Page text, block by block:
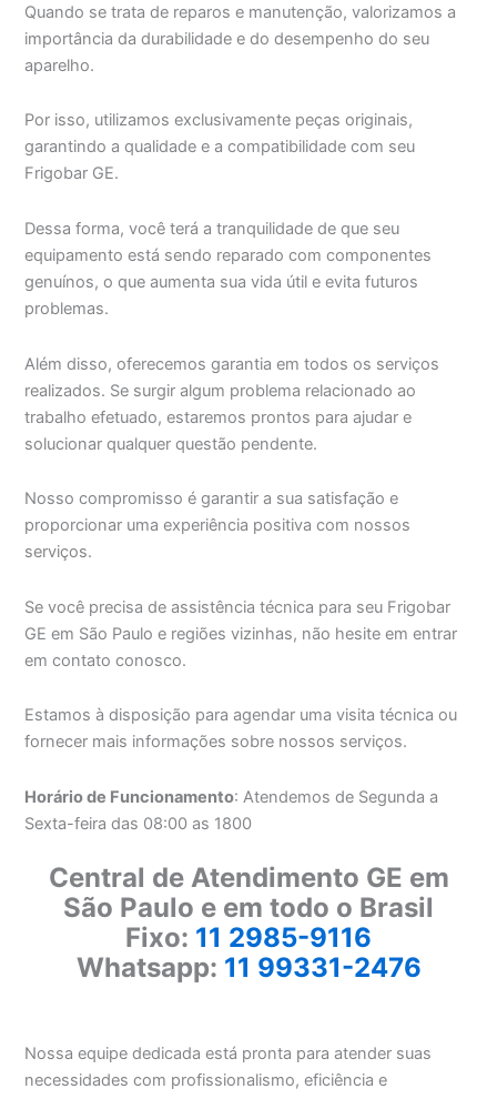
Quando se trata de reparos e manutenção, valorizamos a
importância da durabilidade e do desempenho do seu
aparelho.
Por isso, utilizamos exclusivamente peças originais,
garantindo a qualidade e a compatibilidade com seu
Frigobar GE.
Dessa forma, você terá a tranquilidade de que seu
equipamento está sendo reparado com componentes
genuínos, o que aumenta sua vida útil e evita futuros
problemas.
Além disso, oferecemos garantia em todos os serviços
realizados. Se surgir algum problema relacionado ao
trabalho efetuado, estaremos prontos para ajudar e
solucionar qualquer questão pendente.
Nosso compromisso é garantir a sua satisfação e
proporcionar uma experiência positiva com nossos
serviços.
Se você precisa de assistência técnica para seu Frigobar
GE em São Paulo e regiões vizinhas, não hesite em entrar
em contato conosco.
Estamos à disposição para agendar uma visita técnica ou
fornecer mais informações sobre nossos serviços.
Horário de Funcionamento: Atendemos de Segunda a
Sexta-feira das 08:00 as 1800
Central de Atendimento GE em
São Paulo e em todo o Brasil
Fixo: 11 2985-9116
Whatsapp: 11 99331-2476
Nossa equipe dedicada está pronta para atender suas
necessidades com profissionalismo, eficiência e